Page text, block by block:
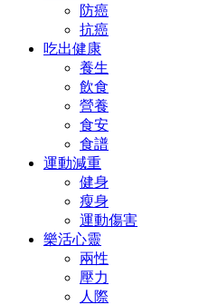
防癌
抗癌
吃出健康
養生
飲食
營養
食安
食譜
運動減重
健身
瘦身
運動傷害
樂活心靈
兩性
壓力
人際